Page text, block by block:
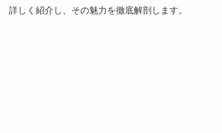
詳しく紹介し、その魅力を徹底解剖します。